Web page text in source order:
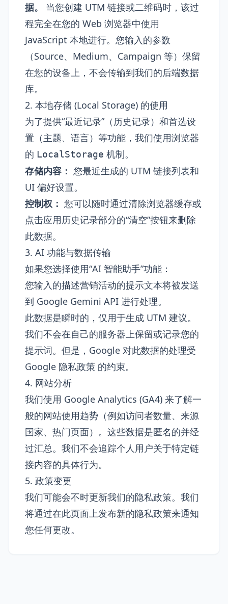
据。
当您创建 UTM 链接或二维码时，该过
程完全在您的 Web 浏览器中使用
JavaScript 本地进行。您输入的参数
（Source、Medium、Campaign 等）保留
在您的设备上，不会传输到我们的后端数据
库。
2. 本地存储 (Local Storage) 的使用
为了提供“最近记录”（历史记录）和首选设
置（主题、语言）等功能，我们使用浏览器
的 LocalStorage 机制。
存储内容： 您最近生成的 UTM 链接列表和
UI 偏好设置。
控制权： 您可以随时通过清除浏览器缓存或
点击应用历史记录部分的“清空”按钮来删除
此数据。
3. AI 功能与数据传输
如果您选择使用“AI 智能助手”功能：
您输入的描述营销活动的提示文本将被发送
到 Google Gemini API 进行处理。
此数据是瞬时的，仅用于生成 UTM 建议。
我们不会在自己的服务器上保留或记录您的
提示词。但是，Google 对此数据的处理受
Google 隐私政策 的约束。
4. 网站分析
我们使用 Google Analytics (GA4) 来了解一
般的网站使用趋势（例如访问者数量、来源
国家、热门页面）。这些数据是匿名的并经
过汇总。我们不会追踪个人用户关于特定链
接内容的具体行为。
5. 政策变更
我们可能会不时更新我们的隐私政策。我们
将通过在此页面上发布新的隐私政策来通知
您任何更改。